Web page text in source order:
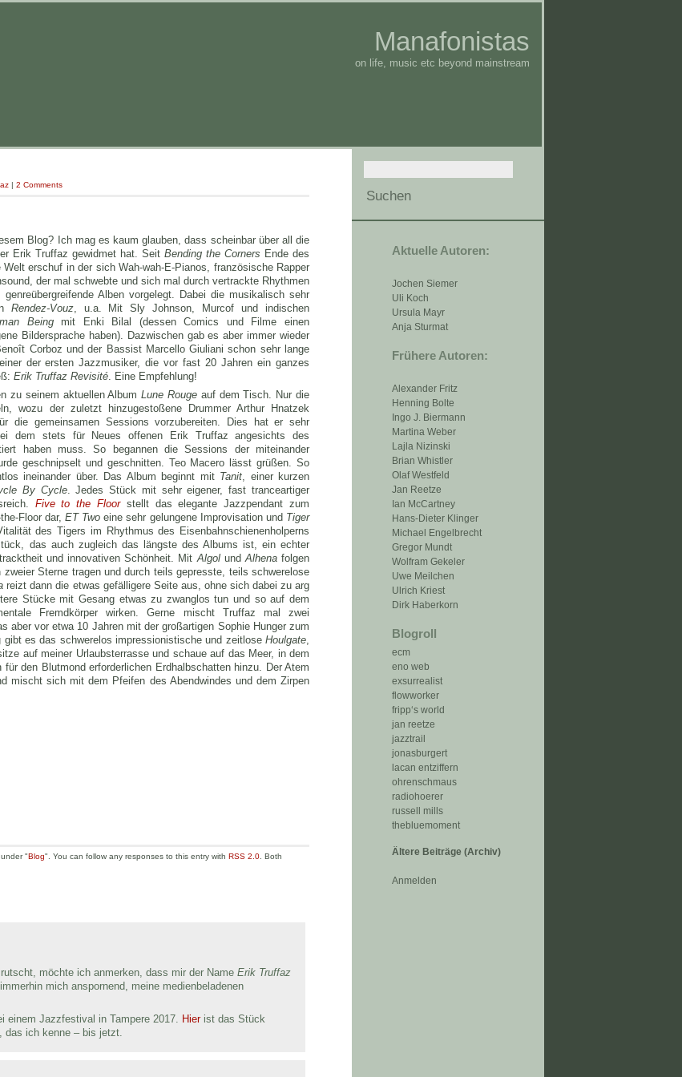
Manafonistas
on life, music etc beyond mainstream
Aktuelle Autoren:
Jochen Siemer
Uli Koch
Ursula Mayr
Anja Sturmat
Frühere Autoren:
Alexander Fritz
Henning Bolte
Ingo J. Biermann
Martina Weber
Lajla Nizinski
Brian Whistler
Olaf Westfeld
Jan Reetze
Ian McCartney
Hans-Dieter Klinger
Michael Engelbrecht
Gregor Mundt
Wolfram Gekeler
Uwe Meilchen
Ulrich Kriest
Dirk Haberkorn
Blogroll
ecm
eno web
exsurrealist
flowworker
fripp‘s world
jan reetze
jazztrail
jonasburgert
lacan entziffern
ohrenschmaus
radiohoerer
russell mills
thebluemoment
Ältere Beiträge (Archiv)
Anmelden
| 2 Comments
Blog? Ich mag es kaum glauben, dass scheinbar über all die
Erik Truffaz gewidmet hat. Seit Bending the Corners Ende des
erschuf in der sich Wah-wah-E-Pianos, französische Rapper
der mal schwebte und sich mal durch vertrackte Rhythmen
Alben vorgelegt. Dabei die musikalisch sehr
Rendez-Vouz, u.a. Mit Sly Johnson, Murcof und indischen
Beingmit Enki Bilal (dessen Comics und Filme einen
Bildersprache haben). Dazwischen gab es aber immer wieder
Corboz und der Bassist Marcello Giuliani schon sehr lange
der ersten Jazzmusiker, die vor fast 20 Jahren ein ganzes
Erik Truffaz Revisité. Eine Empfehlung!
zu seinem aktuellen AlbumLune Rouge auf dem Tisch. Nur die
wozu der zuletzt hinzugestoßene Drummer Arthur Hnatzek
die gemeinsamen Sessions vorzubereiten. Dies hat er sehr
dem stets für Neues offenen Erik Truffaz angesichts des
haben muss. So begannen die Sessions der miteinander
geschnipselt und geschnitten. Teo Macero lässt grüßen. So
ineinander über. Das Album beginnt mit Tanit, einer kurzen
By Cycle. Jedes Stück mit sehr eigener, fast tranceartiger
Five to the Floorstellt das elegante Jazzpendant zum
Floor dar, ET Two eine sehr gelungene Improvisation und Tiger
des Tigers im Rhythmus des Eisenbahnschienenholperns
das auch zugleich das längste des Albums ist, ein echter
und innovativen Schönheit. MitAlgolundAlhenafolgen
Sterne tragen und durch teils gepresste, teils schwerelose
reizt dann die etwas gefälligere Seite aus, ohne sich dabei zu arg
Stücke mit Gesang etwas zu zwanglos tun und so auf dem
Fremdkörper wirken. Gerne mischt Truffaz mal zwei
aber vor etwa 10 Jahren mit der großartigen Sophie Hunger zum
es das schwerelos impressionistische und zeitlose Houlgate,
auf meiner Urlaubsterrasse und schaue auf das Meer, in dem
den Blutmond erforderlichen Erdhalbschatten hinzu. Der Atem
mischt sich mit dem Pfeifen des Abendwindes und dem Zirpen
"Blog". You can follow any responses to this entry with RSS 2.0 . Both
möchte ich anmerken, dass mir der Name Erik Truffaz
mich anspornend, meine medienbeladenen
Jazzfestival in Tampere 2017.
Hierist das Stück
ich kenne – bis jetzt.